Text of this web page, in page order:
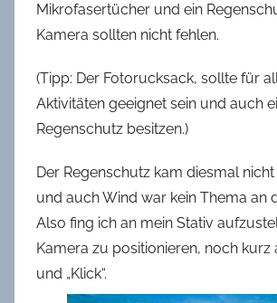
Mikrofasertücher und ein
Kamera sollten nicht fehlen.
(Tipp: Der Fotorucksack, sollte für
Aktivitäten geeignet sein und auch
Regenschutz besitzen.)
Der Regenschutz kam diesmal
und auch Wind war kein Thema an
Also fing ich an mein Stativ
Kamera zu positionieren, noch kurz
und „Klick“.